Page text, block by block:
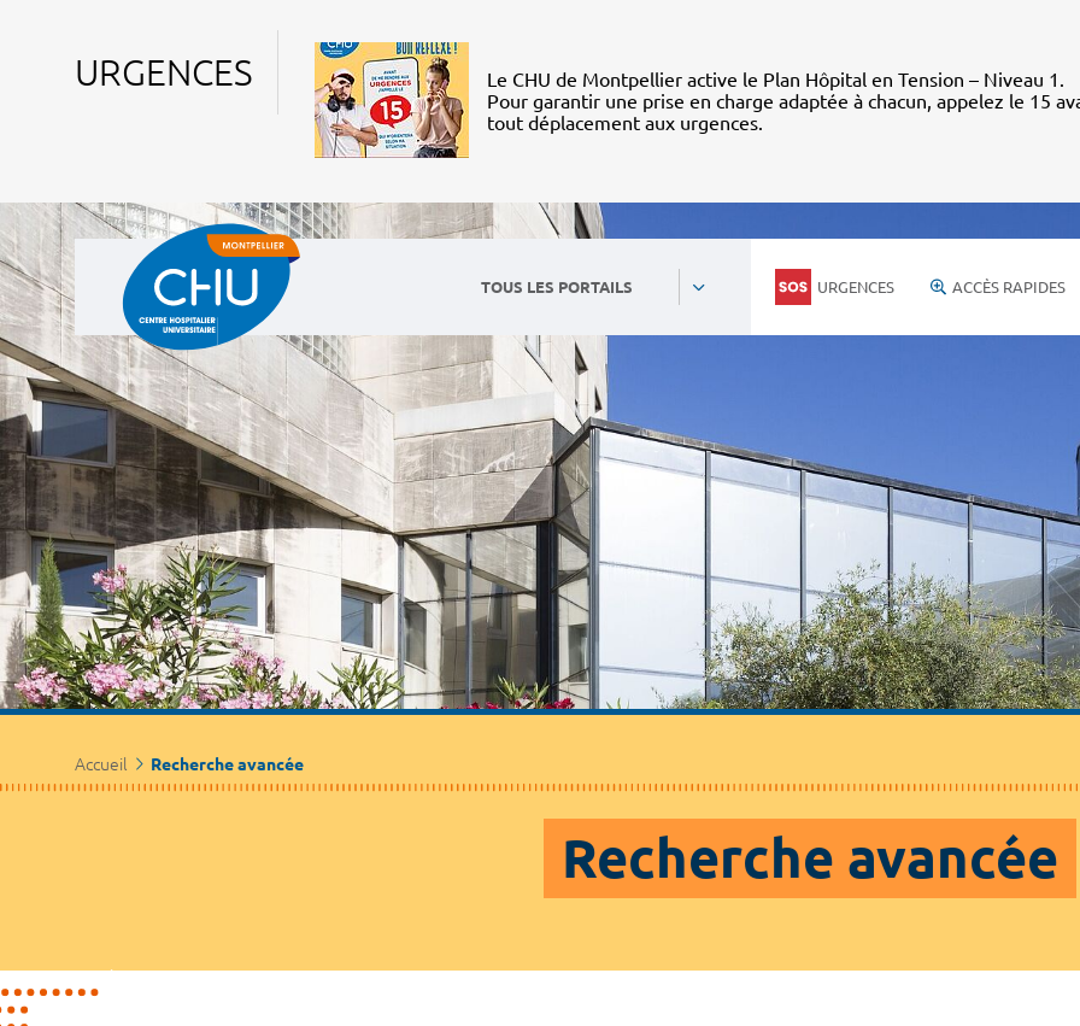
URGENCES
Le CHU de Montpellier active le Plan Hôpital en Tension – Niveau 1.
Pour garantir une prise en charge adaptée à chacun, appelez le 15
tout déplacement aux urgences.
TOUS LES PORTAILS URGENCES ACCÈS RAPIDES
Accueil Recherche avancée
Recherche avancée